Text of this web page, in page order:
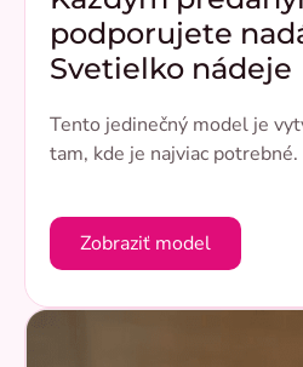
podporujete
Svetielko nádeje
Tento jedinečný model je
tam, kde je najviac potrebné.
Zobraziť model